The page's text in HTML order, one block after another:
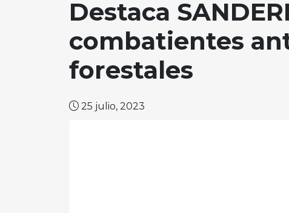
Destaca
combatientes
forestales
25 julio, 2023